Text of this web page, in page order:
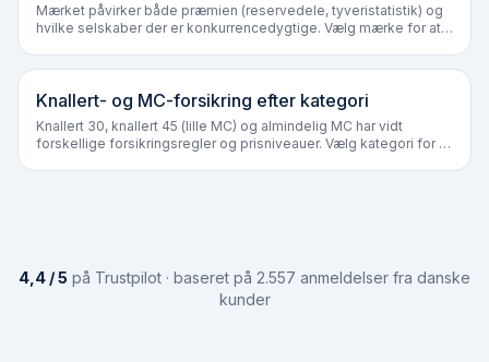
Mærket påvirker både præmien (reservedele, tyveri­statistik) og
hvilke selskaber der er konkurrencedygtige. Vælg mærke for at
Knallert- og MC-forsikring efter kategori
Knallert 30, knallert 45 (lille MC) og almindelig MC har vidt
forskellige forsikringsregler og prisniveauer. Vælg kategori for at
4,4 / 5 på Trustpilot · baseret på 2.557 anmeldelser fra danske
kunder